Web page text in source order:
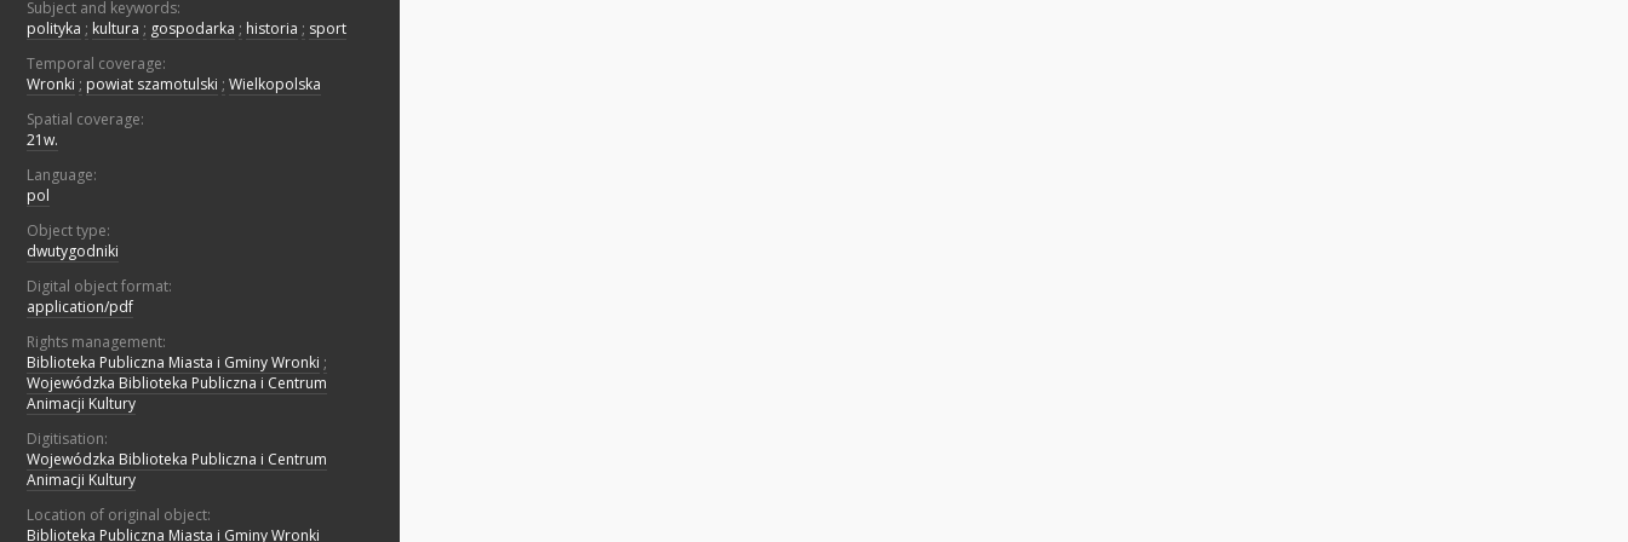
Subject and keywords:
polityka ; kultura ; gospodarka ; historia ; sport
Temporal coverage:
Wronki ; powiat szamotulski ; Wielkopolska
Spatial coverage:
21w.
Language:
pol
Object type:
dwutygodniki
Digital object format:
application/pdf
Rights management:
Biblioteka Publiczna Miasta i Gminy Wronki ;
Wojewódzka Biblioteka Publiczna i Centrum
Animacji Kultury
Digitisation:
Wojewódzka Biblioteka Publiczna i Centrum
Animacji Kultury
Location of original object:
Biblioteka Publiczna Miasta i Gminy Wronki